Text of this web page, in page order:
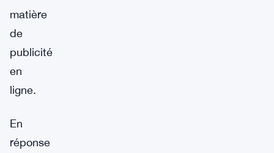
matière
de
publicité
en
ligne.
En
réponse